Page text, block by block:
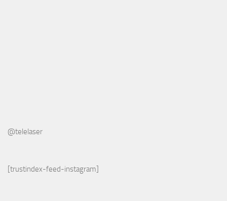
@telelaser
[trustindex-feed-instagram]